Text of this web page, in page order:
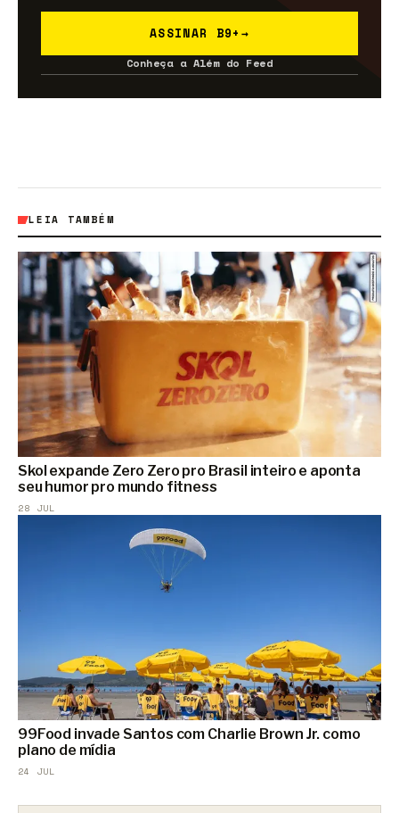
ASSINAR B9+ →
Conheça a Além do Feed
LEIA TAMBÉM
Skol expande Zero Zero pro Brasil inteiro e aponta
seu humor pro mundo fitness
28 JUL
99Food invade Santos com Charlie Brown Jr. como
plano de mídia
24 JUL